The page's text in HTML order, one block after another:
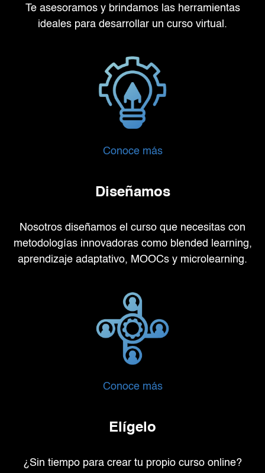
Te asesoramos y brindamos las herramientas
ideales para desarrollar un curso virtual.
Conoce más
Diseñamos
Nosotros diseñamos el curso que necesitas con
metodologías innovadoras comoblended learning,
aprendizaje adaptativo, MOOCs y microlearning.
Conoce más
Elígelo
¿Sin tiempo para crear tu propio curso online?